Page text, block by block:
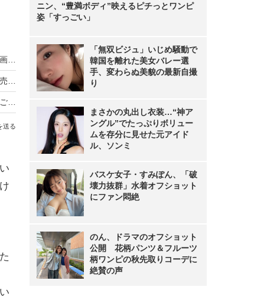
送る
ニン、“豊満ボディ”映えるピチっとワンピ
姿「すっごい」
「無双ビジュ」いじめ騒動で
韓国を離れた美女バレー選
手、変わらぬ美貌の最新自撮
り
まさかの丸出し衣装…“神ア
ングル”でたっぷりボリュー
ムを存分に見せた元アイド
ル、ソンミ
バスケ女子・すみぽん、「破
壊力抜群」水着オフショット
にファン悶絶
のん、ドラマのオフショット
公開 花柄パンツ＆フルーツ
柄ワンピの秋先取りコーデに
絶賛の声